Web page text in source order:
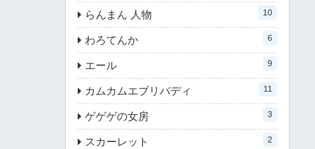
らんまん 人物 10
わろてんか 6
エール 9
カムカムエブリバディ 11
ゲゲゲの女房 3
スカーレット 2